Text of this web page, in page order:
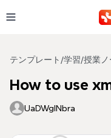
テンプレート /学習/授業ノ
How to use
UaDWgINbra